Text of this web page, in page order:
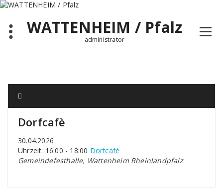
Zum
springenWATTENHEIM / Pfalz
administrator
Dorfcafè
30.04.2026
Uhrzeit: 16:00 - 18:00 Dorfcafè
Gemeindefesthalle, Wattenheim Rheinlandpfalz